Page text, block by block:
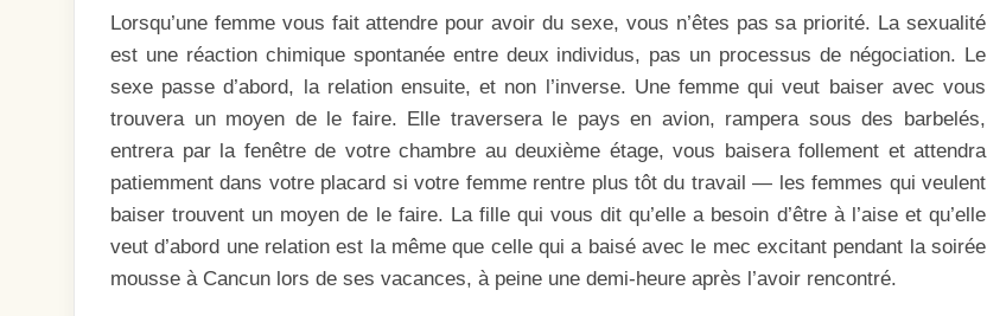
Lorsqu’une femme vous fait attendre pour avoir du sexe, vous n’êtes pas sa priorité. La sexualité
est une réaction chimique spontanée entre deux individus, pas un processus de négociation. Le
sexe passe d’abord, la relation ensuite, et non l’inverse. Une femme qui veut baiser avec vous
trouvera un moyen de le faire. Elle traversera le pays en avion, rampera sous des barbelés,
entrera par la fenêtre de votre chambre au deuxième étage, vous baisera follement et attendra
patiemment dans votre placard si votre femme rentre plus tôt du travail — les femmes qui veulent
baiser trouvent un moyen de le faire. La fille qui vous dit qu’elle a besoin d’être à l’aise et qu’elle
veut d’abord une relation est la même que celle qui a baisé avec le mec excitant pendant la soirée
mousse à Cancun lors de ses vacances, à peine une demi-heure après l’avoir rencontré.